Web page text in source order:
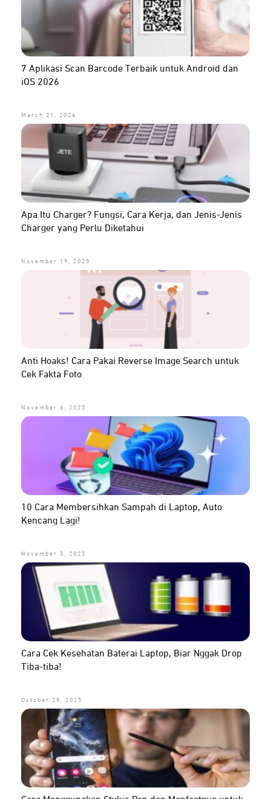
7 Aplikasi Scan Barcode Terbaik untuk Android dan
iOS 2026
March 21, 2026
Apa Itu Charger? Fungsi, Cara Kerja, dan Jenis-Jenis
Charger yang Perlu Diketahui
November 19, 2025
Anti Hoaks! Cara Pakai Reverse Image Search untuk
Cek Fakta Foto
November 6, 2025
10 Cara Membersihkan Sampah di Laptop, Auto
Kencang Lagi!
November 3, 2025
Cara Cek Kesehatan Baterai Laptop, Biar Nggak Drop
Tiba-tiba!
October 28, 2025